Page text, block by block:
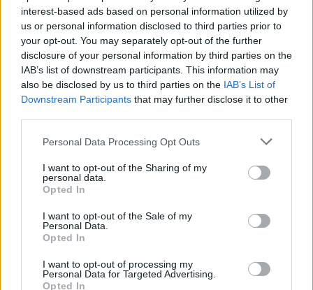
interest-based ads based on personal information utilized by
us or personal information disclosed to third parties prior to
your opt-out. You may separately opt-out of the further
disclosure of your personal information by third parties on the
IAB’s list of downstream participants. This information may
also be disclosed by us to third parties on the IAB’s List of
Downstream Participants that may further disclose it to other
Personal Data Processing Opt Outs
I want to opt-out of the Sharing of my
personal data.
Opted In
I want to opt-out of the Sale of my
Personal Data.
Opted In
I want to opt-out of processing my
Personal Data for Targeted Advertising.
Opted In
PIC.TWITTER.COM/HAHLHF94SR
— Yle Urheilu (@yleurheilu)March 2, 2022
Patrik Laine veivasi upean
maalin – huima vire jatkuu
Maalivahti Lukas Dostal vietti